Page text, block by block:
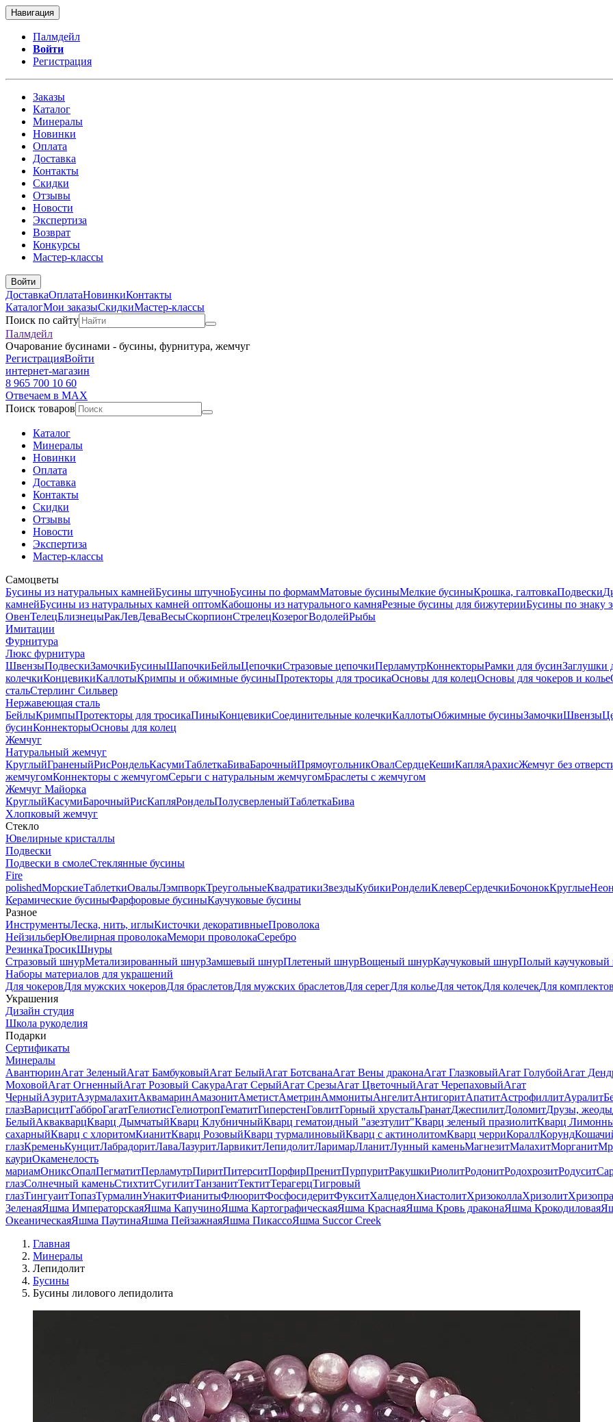
Навигация
Палмдейл
Войти
Регистрация
Заказы
Каталог
Минералы
Новинки
Оплата
Доставка
Контакты
Скидки
Отзывы
Новости
Экспертиза
Возврат
Конкурсы
Мастер-классы
Войти
ДоставкаОплатаНовинкиКонтакты
КаталогМои заказыСкидкиМастер-классы
Поиск по сайту
Палмдейл
Очарование бусинами - бусины, фурнитура, жемчуг
РегистрацияВойти
интернет-магазин
8 965 700 10 60
Отвечаем в MAX
Поиск товаров
Каталог
Минералы
Новинки
Оплата
Доставка
Контакты
Скидки
Отзывы
Новости
Экспертиза
Мастер-классы
Самоцветы
Бусины из натуральных камнейБусины штучноБусины по формамМатовые бусиныМелкие бусиныКрошка, галтовкаПодвески
камнейБусины из натуральных камней оптомКабошоны из натурального камняРезные бусины для бижутерииБусины по знаку
ОвенТелецБлизнецыРакЛевДеваВесыСкорпионСтрелецКозерогВодолейРыбы
Имитации
Фурнитура
Люкс фурнитура
ШвензыПодвескиЗамочкиБусиныШапочкиБейлыЦепочкиСтразовые цепочкиПерламутрКоннекторыРамки для бусинЗаглушки
колечкиКонцевикиКаллотыКримпы и обжимные бусиныПротекторы для тросикаОсновы для колецОсновы для чокеров и колье
стальСтерлинг Сильвер
Нержавеющая сталь
БейлыКримпыПротекторы для тросикаПиныКонцевикиСоединительные колечкиКаллотыОбжимные бусиныЗамочкиШвензы
бусинКоннекторыОсновы для колец
Жемчуг
Натуральный жемчуг
КруглыйГраненыйРисРондельКасумиТаблеткаБиваБарочныйПрямоугольникОвалСердцеКешиКапляАрахисЖемчуг без
жемчугомКоннекторы с жемчугомСерьги с натуральным жемчугомБраслеты с жемчугом
Жемчуг Майорка
КруглыйКасумиБарочныйРисКапляРондельПолусверленыйТаблеткаБива
Хлопковый жемчуг
Стекло
Ювелирные кристаллы
Подвески
Подвески в смолеСтеклянные бусины
Fire
polishedМорскиеТаблеткиОвалыЛэмпворкТреугольныеКвадратикиЗвездыКубикиРонделиКлеверСердечкиБочонокКруглые
Керамические бусиныФарфоровые бусиныКаучуковые бусины
Разное
ИнструментыЛеска, нить, иглыКисточки декоративныеПроволока
НейзильберЮвелирная проволокаМемори проволокаСеребро
РезинкаТросикШнуры
Стразовый шнурМетализированный шнурЗамшевый шнурПлетеный шнурВощеный шнурКаучуковый шнурПолый
Наборы материалов для украшений
Для чокеровДля мужских чокеровДля браслетовДля мужских браслетовДля серегДля кольеДля четокДля колечекДля
Украшения
Дизайн студия
Школа рукоделия
Подарки
Сертификаты
Минералы
АвантюринАгат ЗеленыйАгат БамбуковыйАгат БелыйАгат БотсванаАгат Вены драконаАгат ГлазковыйАгат ГолубойАгат
МоховойАгат ОгненныйАгат Розовый СакураАгат СерыйАгат СрезыАгат ЦветочныйАгат ЧерепаховыйАгат
ЧерныйАзуритАзурмалахитАквамаринАмазонитАметистАметринАммонитыАнгелитАнтигоритАпатитАстрофиллитАуралит
глазВарисцитГабброГагатГелиотисГелиотропГематитГиперстенГовлитГорный хрустальГранатДжеспилитДоломитДрузы, жеоды
БелыйАквакварцКварц ДымчатыйКварц КлубничныйКварц гематоидный "азезтулит"Кварц зеленый празиолитКварц
сахарныйКварц с хлоритомКианитКварц РозовыйКварц турмалиновыйКварц с актинолитомКварц черриКораллКорунд
глазКременьКунцитЛабрадоритЛаваЛазуритЛарвикитЛепидолитЛаримарЛланитЛунный каменьМагнезитМалахитМорганит
кауриОкаменелость
мариамОниксОпалПегматитПерламутрПиритПитерситПорфирПренитПурпуритРакушкиРиолитРодонитРодохрозитРодусит
глазСолнечный каменьСтихтитСугилитТанзанитТектитТерагерцТигровый
глазТингуаитТопазТурмалинУнакитФианитыФлюоритФосфосидеритФукситХалцедонХиастолитХризоколлаХризолит
ЗеленаяЯшма ИмператорскаяЯшма КапучиноЯшма КартографическаяЯшма КраснаяЯшма Кровь драконаЯшма Крокодиловая
ОкеаническаяЯшма ПаутинаЯшма ПейзажнаяЯшма ПикассоЯшма Succor Creek
Главная
Минералы
Лепидолит
Бусины
Бусины лилового лепидолита